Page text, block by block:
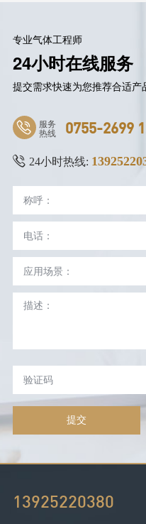
专业气体工程师
24小时在线服务
提交需求快速为您推荐合适产
服务
热线 0755-2699
24小时热线:
提交
13925220380